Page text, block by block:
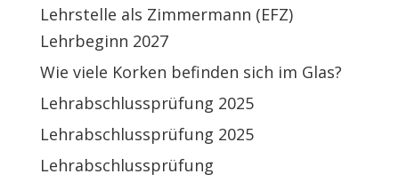
Lehrstelle als Zimmermann (EFZ)
Lehrbeginn 2027
Wie viele Korken befinden sich im Glas?
Lehrabschlussprüfung 2025
Lehrabschlussprüfung 2025
Lehrabschlussprüfung